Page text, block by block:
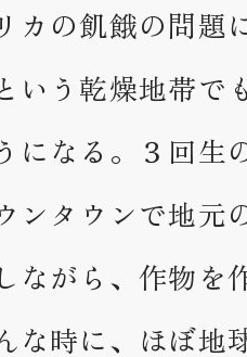
カの飢餓の問題
いう乾燥地帯で
になる。３回生
ンタウンで地元
ながら、作物を
な時に、ほぼ地